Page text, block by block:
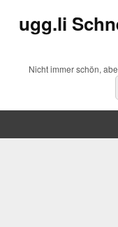
ugg.li
Nicht immer schön,